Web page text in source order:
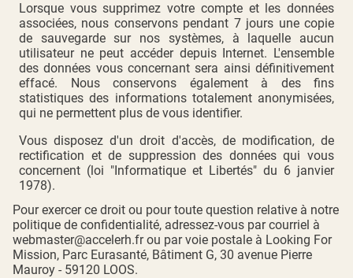
Lorsque vous supprimez votre compte et les données
associées, nous conservons pendant 7 jours une copie
de sauvegarde sur nos systèmes, à laquelle aucun
utilisateur ne peut accéder depuis Internet. L'ensemble
des données vous concernant sera ainsi définitivement
effacé. Nous conservons également à des fins
statistiques des informations totalement anonymisées,
qui ne permettent plus de vous identifier.
Vous disposez d'un droit d'accès, de modification, de
rectification et de suppression des données qui vous
concernent (loi "Informatique et Libertés" du 6 janvier
1978).
Pour exercer ce droit ou pour toute question relative à notre
politique de confidentialité, adressez-vous par courriel à
webmaster@accelerh.frou par voie postale à Looking For
Mission, Parc Eurasanté, Bâtiment G, 30 avenue Pierre
Mauroy - 59120 LOOS.